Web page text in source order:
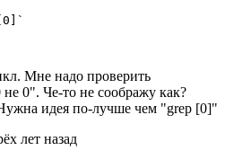
Мне надо проверить
0". Че-то не соображу как?
идея по-лучше чем "grep [0]"
лет назад